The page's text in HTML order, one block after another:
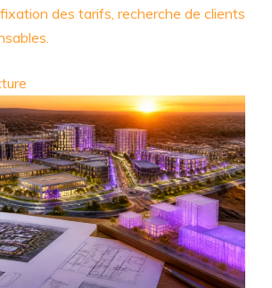
des tarifs, recherche de clients